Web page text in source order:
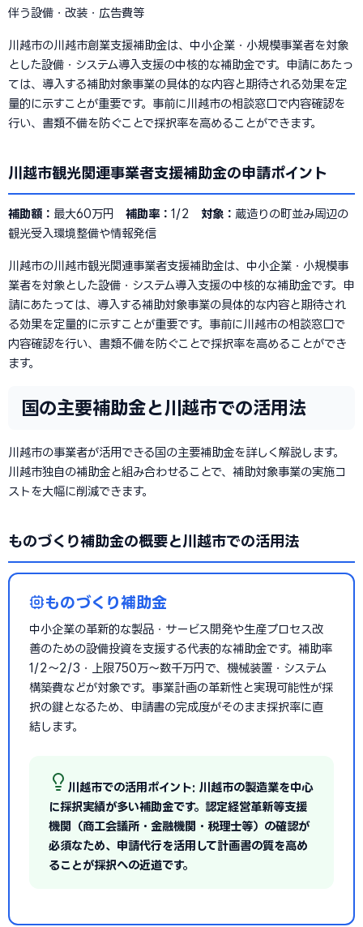
伴う設備・改装・広告費等
川越市の川越市創業支援補助金は、中小企業・小規模事業者を対象
とした設備・システム導入支援の中核的な補助金です。申請にあたっ
ては、導入する補助対象事業の具体的な内容と期待される効果を定
量的に示すことが重要です。事前に川越市の相談窓口で内容確認を
行い、書類不備を防ぐことで採択率を高めることができます。
川越市観光関連事業者支援補助金の申請ポイント
補助額： 最大60万円 補助率： 1/2 対象： 蔵造りの町並み周辺の
観光受入環境整備や情報発信
川越市の川越市観光関連事業者支援補助金は、中小企業・小規模事
業者を対象とした設備・システム導入支援の中核的な補助金です。申
請にあたっては、導入する補助対象事業の具体的な内容と期待され
る効果を定量的に示すことが重要です。事前に川越市の相談窓口で
内容確認を行い、書類不備を防ぐことで採択率を高めることができ
ます。
国の主要補助金と川越市での活用法
川越市の事業者が活用できる国の主要補助金を詳しく解説します。
川越市独自の補助金と組み合わせることで、補助対象事業の実施コ
ストを大幅に削減できます。
ものづくり補助金の概要と川越市での活用法
ものづくり補助金
中小企業の革新的な製品・サービス開発や生産プロセス改
善のための設備投資を支援する代表的な補助金です。補助率
1/2〜2/3・上限750万〜数千万円で、機械装置・システム
構築費などが対象です。事業計画の革新性と実現可能性が採
択の鍵となるため、申請書の完成度がそのまま採択率に直
結します。
川越市での活用ポイント: 川越市の製造業を中心
に採択実績が多い補助金です。認定経営革新等支援
機関（商工会議所・金融機関・税理士等）の確認が
必須なため、申請代行を活用して計画書の質を高め
ることが採択への近道です。